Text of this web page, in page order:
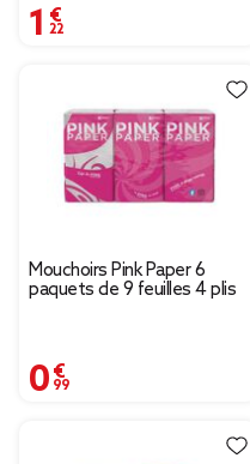
1,22 €
Mouchoirs Pink Paper 6
paquets de 9 feuilles 4 plis
0,99 €